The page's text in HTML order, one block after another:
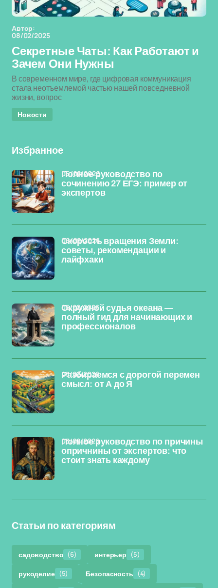
Автор:
08/02/2025
Секретные Чаты: Как Работают и
Зачем Они Нужны
В современном мире, где цифровая коммуникация
стала неотъемлемой частью нашей повседневной
жизни, вопрос
Новости
Избранное
Полное руководство по
сочинению 27 ЕГЭ: пример от
экспертов
06/02/2026
Скорость вращения Земли:
советы, рекомендации и
лайфхаки
06/02/2026
Окружной судья океана —
полный гид для начинающих и
профессионалов
05/02/2026
Разбираемся с дорогой перемен
смысл: от А до Я
03/02/2026
Полное руководство по причины
опричнины от экспертов: что
стоит знать каждому
03/02/2026
Статьи по категориям
садоводство (6) интерьер (5)
рукоделие (5) Безопасность (4)